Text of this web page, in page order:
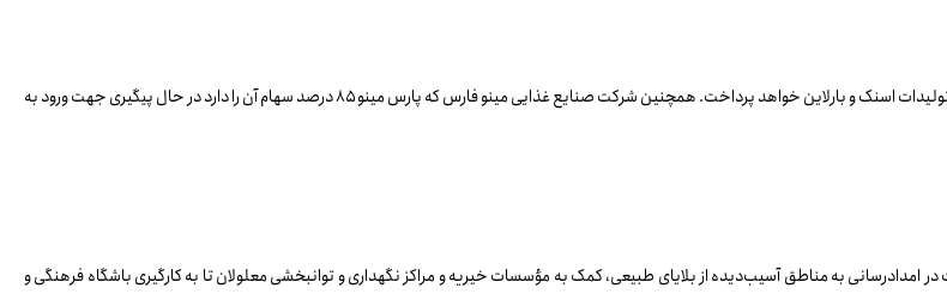
پارس مینو در سال ۱۴۰۴ به بهره‌برداری از خطوط تولید جدیدی همچون ویفر، بیسکویت های دیپازیتوری، تولیدات اسنک و بارلاین خواهد پرداخت. همچنین شرکت صنایع غذایی مینو فارس که پارس مینو ۸۵ درصد سهام آن را دارد در حال پیگیری جهت ورود به
امدادرسانی به مناطق آسیب‌دیده از بلایای طبیعی، کمک به مؤسسات خیریه و مراکز نگهداری و توانبخشی معلولان تا به کارگیری باشگاه فرهنگی و